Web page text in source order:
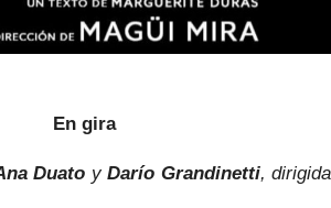
En gira
Duato yDarío Grandinetti, dirigida